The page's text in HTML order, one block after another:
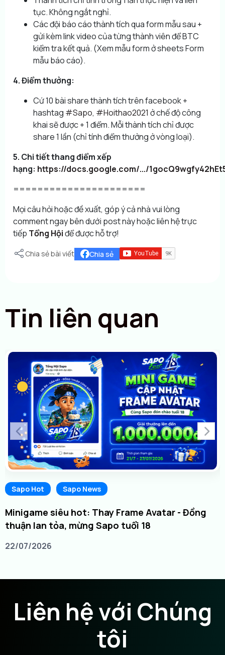
tục. Không ngắt nghỉ.
Các đội báo cáo thành tích qua form mẫu sau +
gửi kèm link video của từng thành viên để BTC
kiểm tra kết quả. (Xem mẫu form ở sheets Form
mẫu báo cáo).
4. Điểm thưởng:
Cứ 10 bài share thành tích trên facebook +
hashtag #Sapo, #Hoithao2021 ở chế độ công
khai sẽ được + 1 điểm. Mỗi thành tích chỉ được
share 1 lần (chỉ tính điểm thưởng ở vòng loại).
5. Chi tiết thang điểm xếp
hạng: https://docs.google.com/.../
======================
Mọi câu hỏi hoặc đề xuất, góp ý cả nhà vui lòng
comment ngay bên dưới post này hoặc liên hệ trực
tiếp Tổng Hộiđể được hỗ trợ!
Chia sẻ bài viết Chia sẻ
Tin liên quan
Sapo Hot Sapo News
Minigame siêu hot: Thay Frame Avatar - Đồng
thuận lan tỏa, mừng Sapo tuổi 18
22/07/2026
Liên hệ với Chúng
tôi